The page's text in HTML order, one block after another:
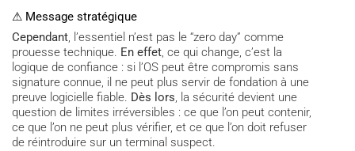
⚠ Message stratégique
Cependant, l’essentiel n’est pas le “zero day” comme
prouesse technique. En effet, ce qui change, c’est la
logique de confiance : si l’OS peut être compromis sans
signature connue, il ne peut plus servir de fondation à une
preuve logicielle fiable. Dès lors, la sécurité devient une
question de limites irréversibles : ce que l’on peut contenir,
ce que l’on ne peut plus vérifier, et ce que l’on doit refuser
de réintroduire sur un terminal suspect.